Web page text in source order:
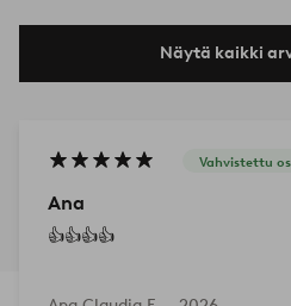
Näytä kaikki
Vahvistettu
Ana
👍👍👍👍